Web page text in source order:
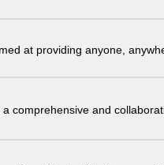
at providing anyone,
comprehensive and